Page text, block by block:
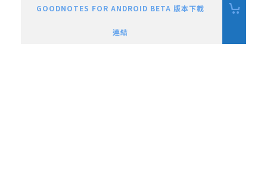
GOODNOTES FOR ANDROID BETA 版本下載
連結